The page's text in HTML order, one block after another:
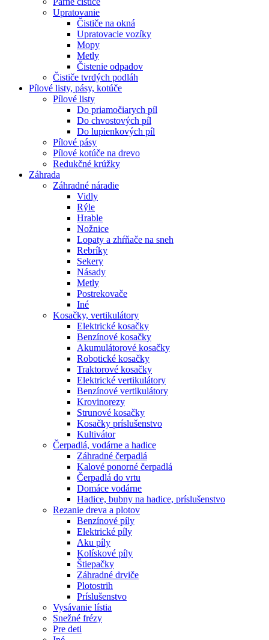
Upratovanie
Čističe na okná
Upratovacie vozíky
Mopy
Metly
Čistenie odpadov
Čističe tvrdých podláh
Pílové listy, pásy, kotúče
Pílové listy
Do priamočiarych píl
Do chvostových píl
Do lupienkových píl
Pílové pásy
Pílové kotúče na drevo
Redukčné krúžky
Záhrada
Záhradné náradie
Vidly
Rýle
Hrable
Nožnice
Lopaty a zhŕňače na sneh
Rebríky
Sekery
Násady
Metly
Postrekovače
Iné
Kosačky, vertikulátory
Elektrické kosačky
Benzínové kosačky
Akumulátorové kosačky
Robotické kosačky
Traktorové kosačky
Elektrické vertikulátory
Benzínové vertikulátory
Krovinorezy
Strunové kosačky
Kosačky príslušenstvo
Kultivátor
Čerpadlá, vodárne a hadice
Záhradné čerpadlá
Kalové ponorné čerpadlá
Čerpadlá do vrtu
Domáce vodárne
Hadice, bubny na hadice, príslušenstvo
Rezanie dreva a plotov
Benzínové píly
Elektrické píly
Aku píly
Kolískové píly
Štiepačky
Záhradné drviče
Plotostrih
Príslušenstvo
Vysávanie lístia
Snežné frézy
Pre deti